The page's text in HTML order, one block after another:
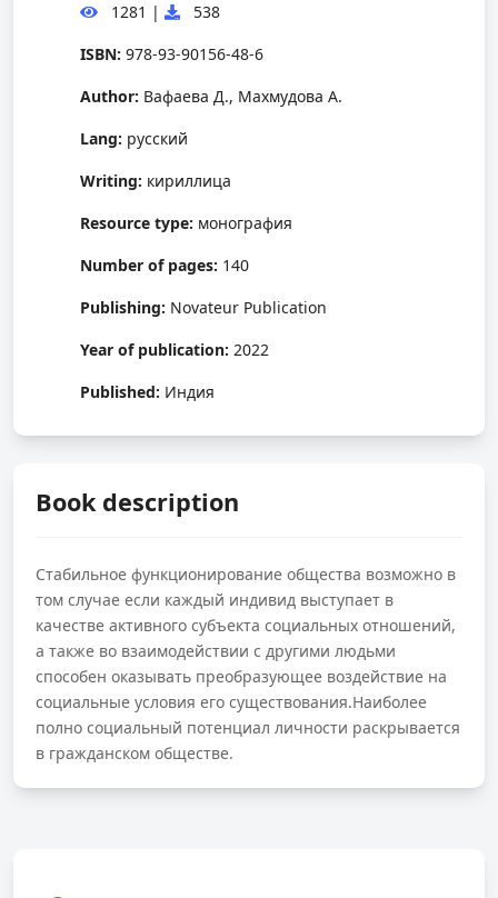
1281 |
538
ISBN: 978-93-90156-48-6
Author: Вафаева Д., Махмудова А.
Lang: русский
Writing: кириллица
Resource type: монография
Number of pages: 140
Publishing: Novateur Publication
Year of publication: 2022
Published: Индия
Book description
Стабильное функционирование общества возможно в
том случае если каждый индивид выступает в
качестве активного субъекта социальных отношений,
а также во взаимодействии с другими людьми
способен оказывать преобразующее воздействие на
социальные условия его существования.Наиболее
полно социальный потенциал личности раскрывается
в гражданском обществе.